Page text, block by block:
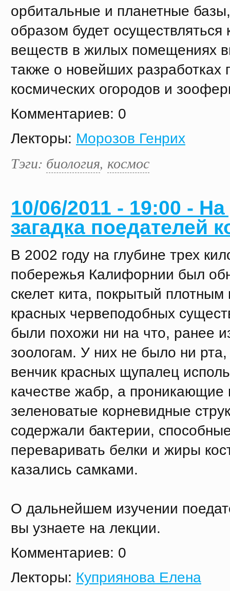
орбитальные и планетные
образом будет осуществляться
веществ в жилых помещениях
также о новейших разработках
космических огородов и
Комментариев: 0
Лекторы: Морозов Генрих
Тэги: биология, космос
10/06/2011 - 19:00 -
загадка поедателей
В 2002 году на глубине трех
побережья Калифорнии был
скелет кита, покрытый плотным
красных червеподобных
были похожи ни на что, ранее
зоологам. У них не было ни
венчик красных щупалец
качестве жабр, а проникающие
зеленоватые корневидные
содержали бактерии,
переваривать белки и жиры
казались самками.
О дальнейшем изучении
вы узнаете на лекции.
Комментариев: 0
Лекторы: Куприянова Елена